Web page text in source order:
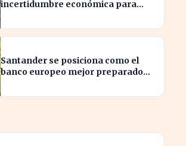
incertidumbre económica para
Santander se posiciona como el
banco europeo mejor preparado